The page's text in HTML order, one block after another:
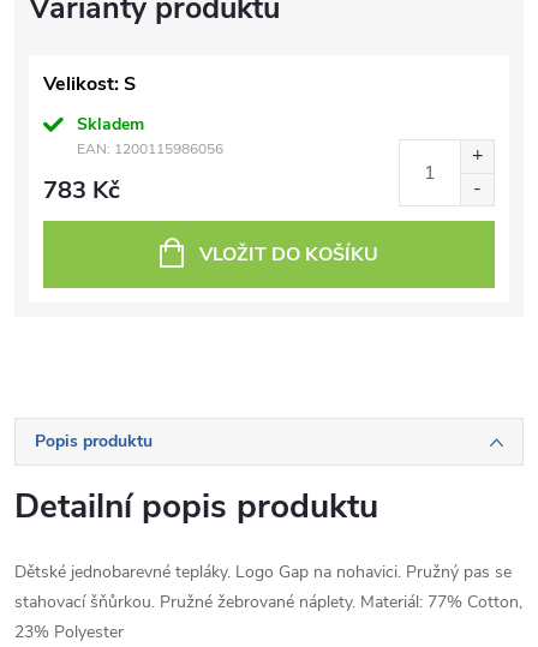
Velikost: S
Skladem
EAN: 1200115986056
783 Kč
VLOŽIT DO KOŠÍKU
Popis produktu
Detailní popis produktu
Dětské jednobarevné tepláky. Logo Gap na nohavici. Pružný pas se
stahovací šňůrkou. Pružné žebrované náplety. Materiál: 77% Cotton,
23% Polyester